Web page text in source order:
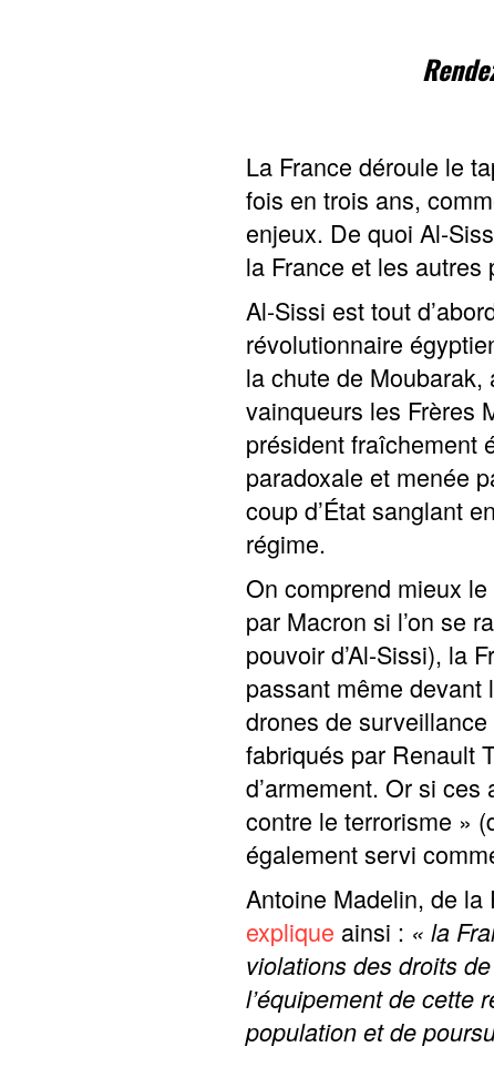
La France déroule le
fois en trois ans,
enjeux. De quoi Al-
la France et les
Al-Sissi est tout
révolutionnaire
la chute de
vainqueurs les Frères
président fraîchement
paradoxale et menée
coup d’État sanglant
régime.
On comprend mieux
par Macron si l’on se
pouvoir d’Al-Sissi), la
passant même
drones de
fabriqués par Renault
d’armement. Or si
contre le terrorisme »
également servi
Antoine Madelin, de la
explique ainsi : « la
violations des droits
l’équipement de cette
population et de